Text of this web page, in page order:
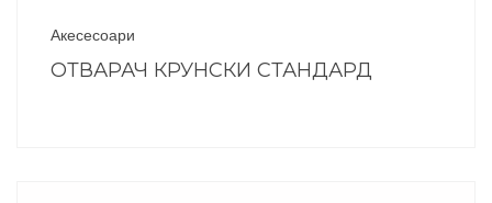
Акесесоари
ОТВАРАЧ КРУНСКИ СТАНДАРД